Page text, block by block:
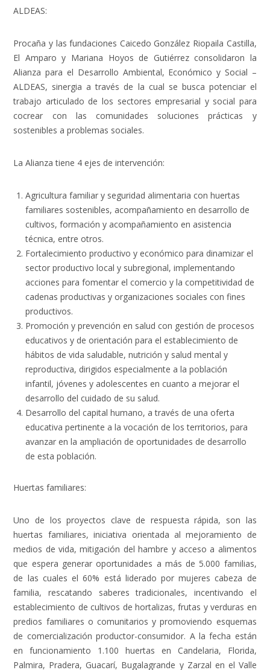
ALDEAS:
Procaña y las fundaciones Caicedo González Riopaila Castilla,
El Amparo y Mariana Hoyos de Gutiérrez consolidaron la
Alianza para el Desarrollo Ambiental, Económico y Social –
ALDEAS, sinergia a través de la cual se busca potenciar el
trabajo articulado de los sectores empresarial y social para
cocrear con las comunidades soluciones prácticas y
sostenibles a problemas sociales.
La Alianza tiene 4 ejes de intervención:
Agricultura familiar y seguridad alimentaria con huertas
familiares sostenibles, acompañamiento en desarrollo de
cultivos, formación y acompañamiento en asistencia
técnica, entre otros.
Fortalecimiento productivo y económico para dinamizar el
sector productivo local y subregional, implementando
acciones para fomentar el comercio y la competitividad de
cadenas productivas y organizaciones sociales con fines
productivos.
Promoción y prevención en salud con gestión de procesos
educativos y de orientación para el establecimiento de
hábitos de vida saludable, nutrición y salud mental y
reproductiva, dirigidos especialmente a la población
infantil, jóvenes y adolescentes en cuanto a mejorar el
desarrollo del cuidado de su salud.
Desarrollo del capital humano, a través de una oferta
educativa pertinente a la vocación de los territorios, para
avanzar en la ampliación de oportunidades de desarrollo
de esta población.
Huertas familiares:
Uno de los proyectos clave de respuesta rápida, son las
huertas familiares, iniciativa orientada al mejoramiento de
medios de vida, mitigación del hambre y acceso a alimentos
que espera generar oportunidades a más de 5.000 familias,
de las cuales el 60% está liderado por mujeres cabeza de
familia, rescatando saberes tradicionales, incentivando el
establecimiento de cultivos de hortalizas, frutas y verduras en
predios familiares o comunitarios y promoviendo esquemas
de comercialización productor-consumidor. A la fecha están
en funcionamiento 1.100 huertas en Candelaria, Florida,
Palmira, Pradera, Guacarí, Bugalagrande y Zarzal en el Valle